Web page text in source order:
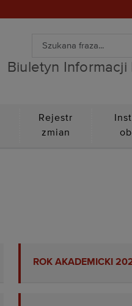
Wyszukiwarka
Wyszukiwanie
Biuletyn Informacji
Rejestr
zmian
ROK AKADEMICKI